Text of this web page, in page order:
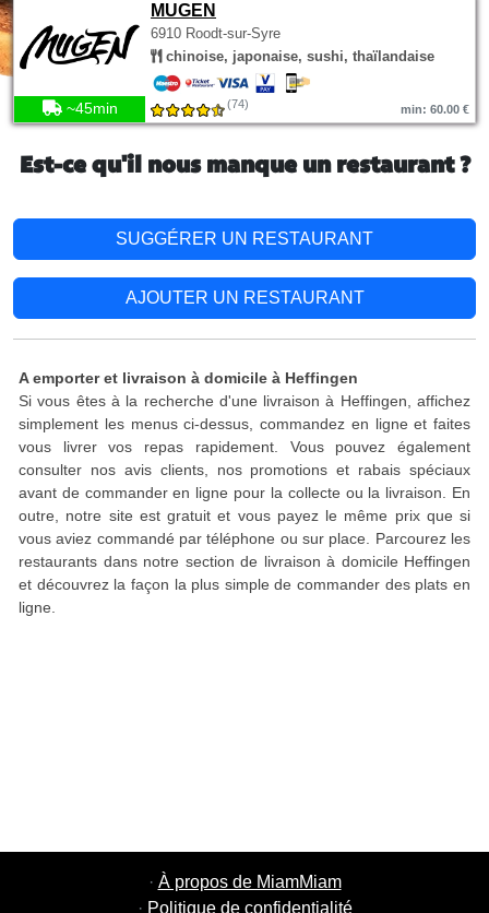
MUGEN
6910 Roodt-sur-Syre
chinoise, japonaise, sushi, thaïlandaise
~45min (74) min: 60.00 €
Est-ce qu'il nous manque un restaurant ?
SUGGÉRER UN RESTAURANT
AJOUTER UN RESTAURANT
A emporter et livraison à domicile à Heffingen
Si vous êtes à la recherche d'une livraison à Heffingen, affichez
simplement les menus ci-dessus, commandez en ligne et faites
vous livrer vos repas rapidement. Vous pouvez également
consulter nos avis clients, nos promotions et rabais spéciaux
avant de commander en ligne pour la collecte ou la livraison. En
outre, notre site est gratuit et vous payez le même prix que si
vous aviez commandé par téléphone ou sur place. Parcourez les
restaurants dans notre section de livraison à domicile Heffingen
et découvrez la façon la plus simple de commander des plats en
ligne.
· À propos de MiamMiam
· Politique de confidentialité